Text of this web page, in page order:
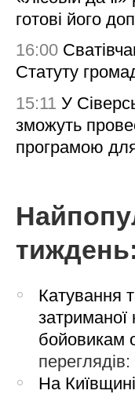
готові його
16:00
Статуту
15:11 У
зможуть
програмою
тиждень:
Катування
бойовикам
переглядів:
На